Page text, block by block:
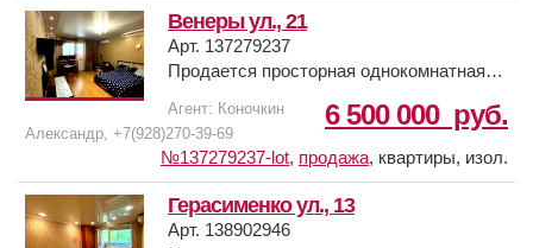
Площадь дома 188 кв.м., 2 этажа
Состояние коробка без крыши.
Земельный участок 8,52 сот., ИЖС
Есть парковочное место и место для
пикника (или палисадника) позади дома.
Свет, газ, вода подведены.
Реальному покупателю хороший торг,
договоримся!
Звонить можно в любое время.
Венеры ул., 21
Арт. 137279237
Продается просторная однокомнатная
улице Венеры, рядом с ЖК Норд.
В квартире выполнен хороший ремонт,
комната просторная, лоджия застеклена.
Недалеко находится Ашан, Школа №99,
детский сад №304, автосервис, аптеки,
6 500 000 руб.
Агент: Коночкин
Александр, +7(928)270-39-69
№137279237-lot, продажа, квартиры, изол.
Герасименко ул., 13
Арт. 138902946